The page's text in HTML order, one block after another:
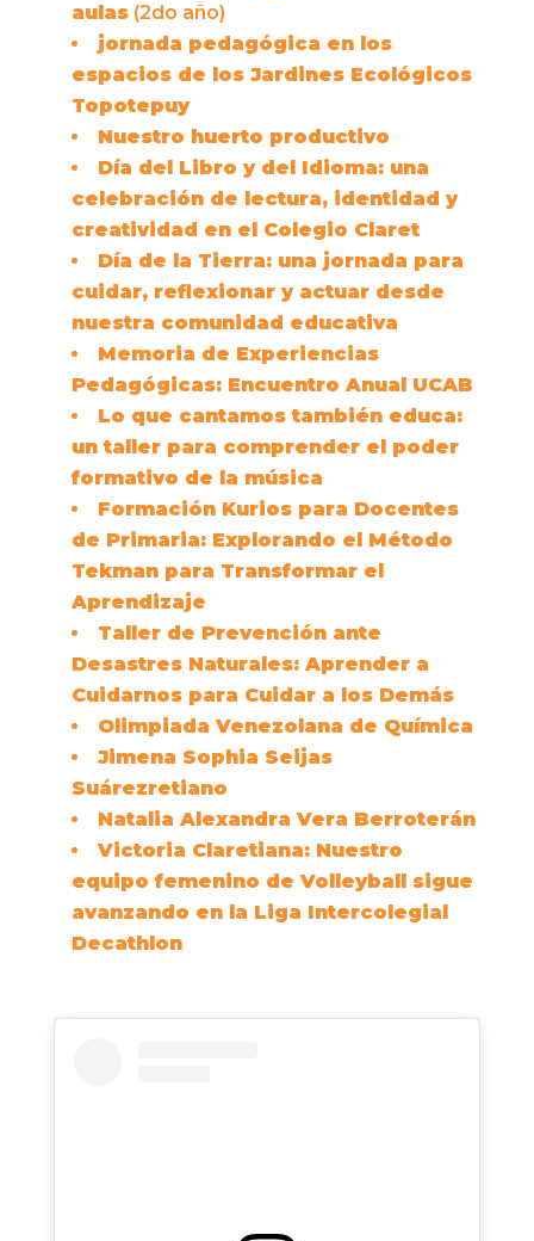
aulas(2do año)
jornada pedagógica en los
espacios de los Jardines Ecológicos
Topotepuy
Nuestro huerto productivo
Día del Libro y del Idioma: una
celebración de lectura, identidad y
creatividad en el Colegio Claret
Día de la Tierra: una jornada para
cuidar, reflexionar y actuar desde
nuestra comunidad educativa
Memoria de Experiencias
Pedagógicas: Encuentro Anual UCAB
Lo que cantamos también educa:
un taller para comprender el poder
formativo de la música
Formación Kurios para Docentes
de Primaria: Explorando el Método
Tekman para Transformar el
Aprendizaje
Taller de Prevención ante
Desastres Naturales: Aprender a
Cuidarnos para Cuidar a los Demás
Olimpiada Venezolana de Química
Jimena Sophia Seijas
Suárezretiano
Natalia Alexandra Vera Berroterán
Victoria Claretiana: Nuestro
equipo femenino de Volleyball sigue
avanzando en la Liga Intercolegial
Decathlon